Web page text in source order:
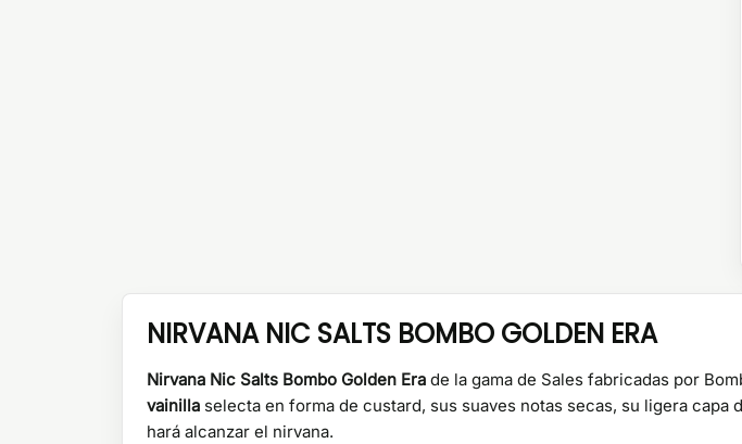
NIRVANA NIC SALTS BOMBO GOLDEN ERA
Nirvana Nic Salts Bombo Golden Era de la gama de Sales fabricadas por
vainilla selecta en forma de custard, sus suaves notas secas, su ligera capa
hará alcanzar el nirvana.